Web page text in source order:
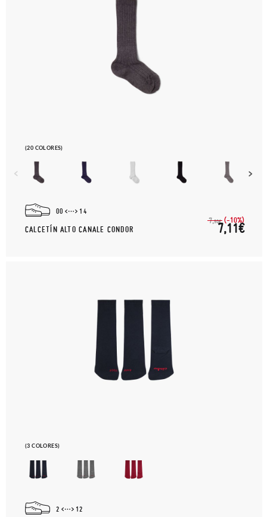
(20 COLORES)
00 14
CALCETÍN ALTO CANALE CONDOR
7,90€ (-10%)
7,11€
(3 COLORES)
2 12